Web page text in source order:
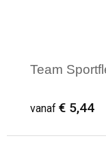
Team
vanaf € 5,44